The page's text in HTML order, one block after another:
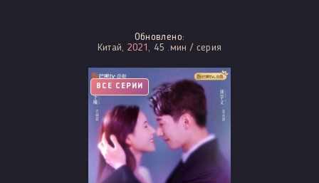
Обновлено:
Китай,2021 , 45 .мин / серия
ВСЕ СЕРИИ